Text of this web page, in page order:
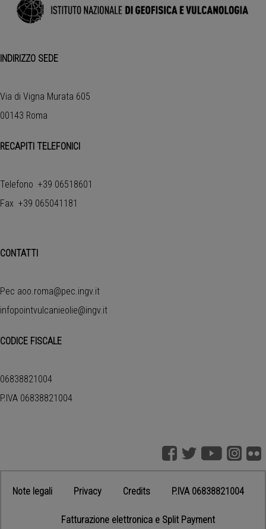
INDIRIZZO SEDE
Via di Vigna Murata 605
00143 Roma
RECAPITI TELEFONICI
Telefono +39 06518601
Fax +39 065041181
CONTATTI
Pec aoo.roma@pec.ingv.it
infopointvulcanieolie@ingv.it
CODICE FISCALE
06838821004
P.IVA 06838821004
Note legali Privacy Credits P.IVA 06838821004
Fatturazione elettronica e Split Payment